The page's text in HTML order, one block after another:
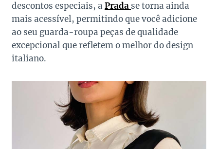
descontos especiais, a Prada se torna ainda
mais acessível, permitindo que você adicione
ao seu guarda-roupa peças de qualidade
excepcional que refletem o melhor do design
italiano.